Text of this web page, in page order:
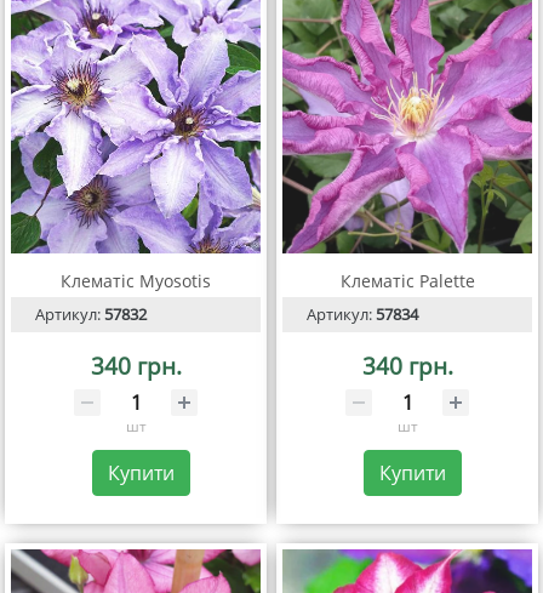
Клематіс Myosotis
Артикул:57832
340 грн.
шт
Купити
Клематіс Palette
Артикул:57834
340 грн.
шт
Купити